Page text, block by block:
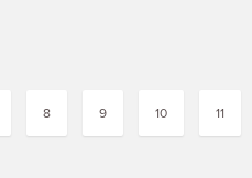
8 9 10 11